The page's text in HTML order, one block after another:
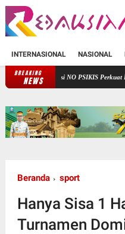
INTERNASIONAL NASIONAL
BREAKING
NEWS
NO PSIKIS Perkuat RSUD La
Beranda sport
Hanya Sisa 1
Turnamen